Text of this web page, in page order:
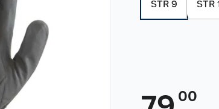
STR 9 STR
00